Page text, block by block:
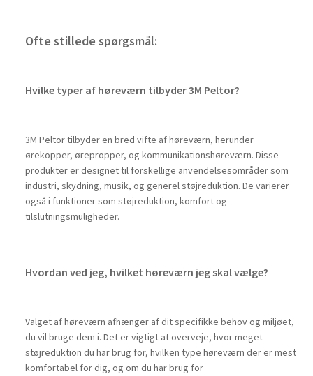
Ofte stillede spørgsmål:
Hvilke typer af høreværn tilbyder 3M Peltor?
3M Peltor tilbyder en bred vifte af høreværn, herunder
ørekopper, ørepropper, og kommunikationshøreværn. Disse
produkter er designet til forskellige anvendelsesområder som
industri, skydning, musik, og generel støjreduktion. De varierer
også i funktioner som støjreduktion, komfort og
tilslutningsmuligheder.
Hvordan ved jeg, hvilket høreværn jeg skal vælge?
Valget af høreværn afhænger af dit specifikke behov og miljøet,
du vil bruge dem i. Det er vigtigt at overveje, hvor meget
støjreduktion du har brug for, hvilken type høreværn der er mest
komfortabel for dig, og om du har brug for